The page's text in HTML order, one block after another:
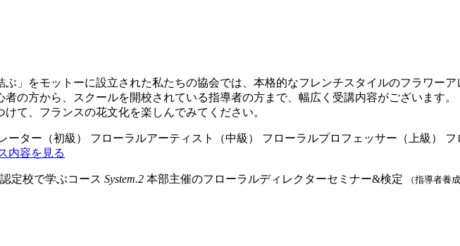
ぶ」をモットーに設立された私たちの協会では、本格的なフレンチスタイルのフラワーア
の方から、スクールを開校されている指導者の方まで、幅広く受講内容がございます。
て、フランスの花文化を楽しんでみてください。
ーター（初級） フローラルアーティスト（中級） フローラルプロフェッサー（上級） フ
内容を見る
定校で学ぶコース System.2 本部主催のフローラルディレクターセミナー&検定 （指導者養